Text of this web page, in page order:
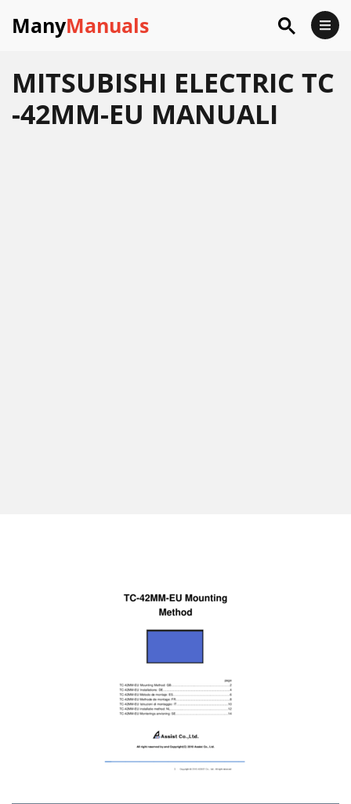
ManyManuals
MITSUBISHI ELECTRIC TC
-42MM-EU MANUALI